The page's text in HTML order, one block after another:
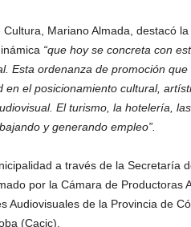
Mariano Almada, destacó
“que hoy se concreta con
Esta ordenanza de promoción
el posicionamiento cultural,
El turismo, la hotelería,
y generando empleo”.
a través de la Secretaría
por la Cámara de Productoras
Audiovisuales de la Provincia de
(Cacic).